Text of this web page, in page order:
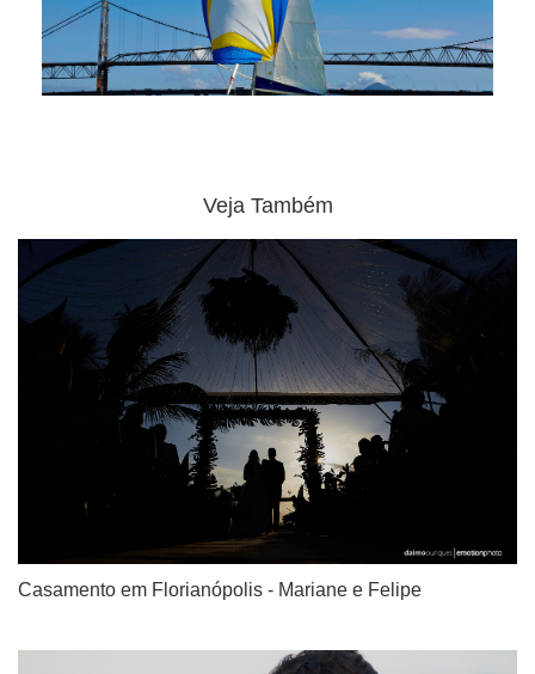
Veja Também
Casamento em Florianópolis - Mariane e Felipe